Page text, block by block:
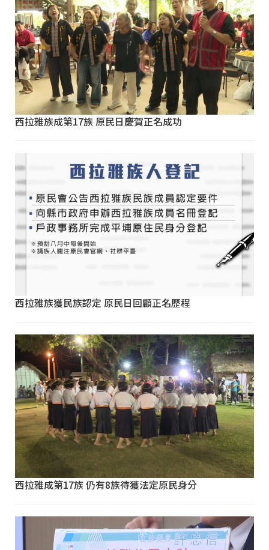
西拉雅族成第17族 原民日慶賀正名成功
西拉雅族獲民族認定 原民日回顧正名歷程
西拉雅成第17族 仍有8族待獲法定原民身分